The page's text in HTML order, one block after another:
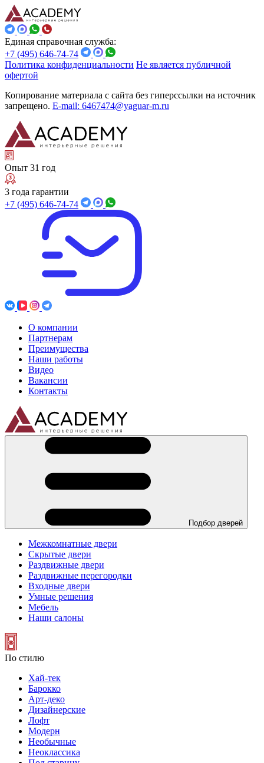
Единая справочная служба:
+7 (495) 646-74-74
Политика конфиденциальности Не является публичной
офертой
Копирование материала с сайта без гиперссылки на источник
запрещено. E-mail: 6467474@yaguar-m.ru
Опыт 31 год
3 года гарантии
+7 (495) 646-74-74
О компании
Партнерам
Преимущества
Наши работы
Видео
Вакансии
Контакты
Подбор дверей
Межкомнатные двери
Скрытые двери
Раздвижные двери
Раздвижные перегородки
Входные двери
Умные решения
Мебель
Наши салоны
По стилю
Хай-тек
Барокко
Арт-деко
Дизайнерские
Лофт
Модерн
Необычные
Неоклассика